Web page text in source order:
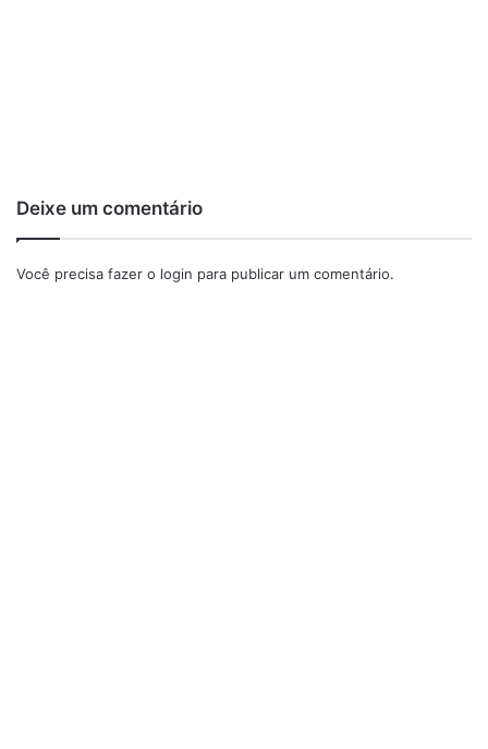
Deixe um comentário
Você precisa fazer o login para publicar um comentário.